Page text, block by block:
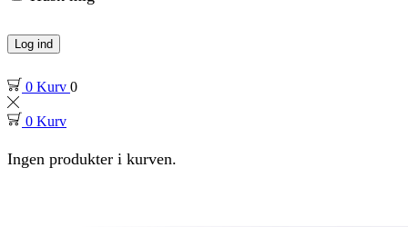
Log ind
0 Kurv 0
0 Kurv
Ingen produkter i kurven.